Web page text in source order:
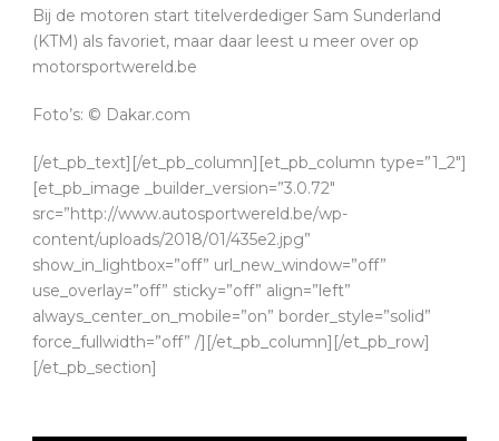
Bij de motoren start titelverdediger Sam Sunderland
(KTM) als favoriet, maar daar leest u meer over op
motorsportwereld.be
Foto’s: © Dakar.com
[/et_pb_text][/et_pb_column][et_pb_column type=”1_2″]
[et_pb_image _builder_version=”3.0.72″
src=”http://www.autosportwereld.be/wp-
content/uploads/2018/01/435e2.jpg”
show_in_lightbox=”off” url_new_window=”off”
use_overlay=”off” sticky=”off” align=”left”
always_center_on_mobile=”on” border_style=”solid”
force_fullwidth=”off” /][/et_pb_column][/et_pb_row]
[/et_pb_section]